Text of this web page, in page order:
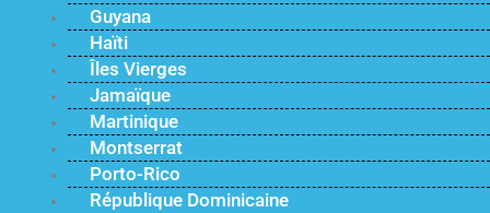
Guyana
Haïti
Îles Vierges
Jamaïque
Martinique
Montserrat
Porto-Rico
République Dominicaine